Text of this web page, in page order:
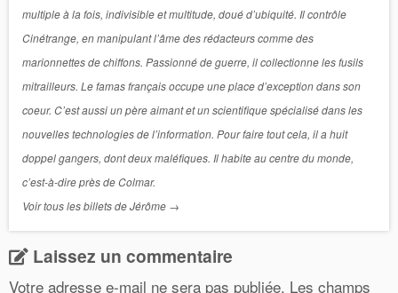
multiple à la fois, indivisible et multitude, doué d’ubiquité. Il contrôle
Cinétrange, en manipulant l’âme des rédacteurs comme des
marionnettes de chiffons. Passionné de guerre, il collectionne les fusils
mitrailleurs. Le famas français occupe une place d’exception dans son
coeur. C’est aussi un père aimant et un scientifique spécialisé dans les
nouvelles technologies de l’information. Pour faire tout cela, il a huit
doppel gangers, dont deux maléfiques. Il habite au centre du monde,
c’est-à-dire près de Colmar.
Voir tous les billets de Jérôme →
Laissez un commentaire
Votre adresse e-mail ne sera pas publiée. Les champs